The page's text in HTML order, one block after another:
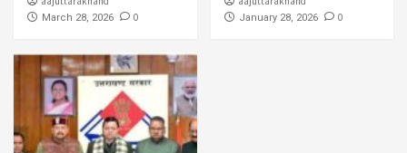
March 28, 2026 0 January 28, 2026 0